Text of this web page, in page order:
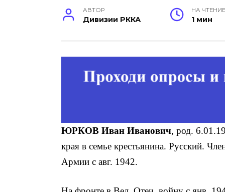
АВТОР
Дивизии РККА
НА ЧТЕНИЕ
1 мин
ЮРКОВ Иван Иванович, род.
края в семье крестьянина. Русский.
Армии с авг. 1942.